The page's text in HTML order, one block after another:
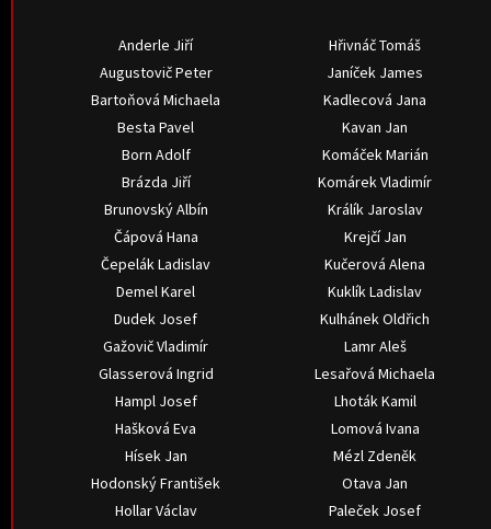
Anderle Jiří
Augustovič Peter
Bartoňová Michaela
Besta Pavel
Born Adolf
Brázda Jiří
Brunovský Albín
Čápová Hana
Čepelák Ladislav
Demel Karel
Dudek Josef
Gažovič Vladimír
Glasserová Ingrid
Hampl Josef
Hašková Eva
Hísek Jan
Hodonský František
Hollar Václav
Hřivnáč Tomáš
Janíček James
Kadlecová Jana
Kavan Jan
Komáček Marián
Komárek Vladimír
Králík Jaroslav
Krejčí Jan
Kučerová Alena
Kuklík Ladislav
Kulhánek Oldřich
Lamr Aleš
Lesařová Michaela
Lhoták Kamil
Lomová Ivana
Mézl Zdeněk
Otava Jan
Paleček Josef